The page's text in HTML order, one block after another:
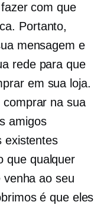
com que
Portanto,
mensagem e
rede para que
em sua loja.
comprar na sua
amigos
existentes
que qualquer
ao seu
é que eles